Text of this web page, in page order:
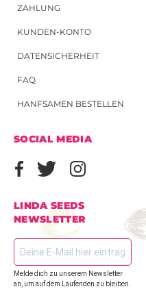
ZAHLUNG
KUNDEN-KONTO
DATENSICHERHEIT
FAQ
HANFSAMEN BESTELLEN
SOCIAL MEDIA
LINDA SEEDS
NEWSLETTER
Melde dich zu unserem Newsletter
an, um auf dem Laufenden zu bleiben.